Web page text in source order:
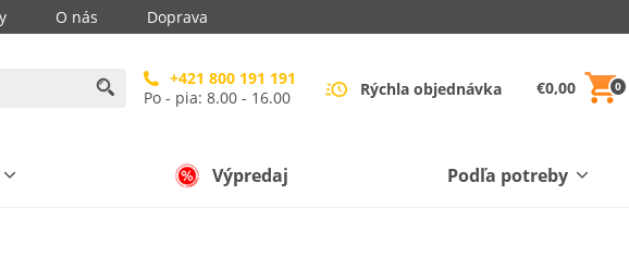
O nás Doprava
+421 800 191 191
Po - pia: 8.00 - 16.00
Rýchla objednávka €0,00 0
Výpredaj Podľa potreby